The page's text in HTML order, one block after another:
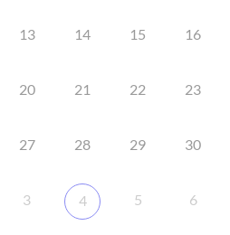
13 14 15 16
20 21 22 23
27 28 29 30
3 4 5 6